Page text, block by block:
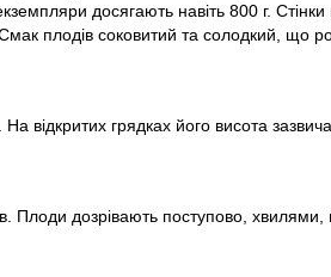
досягають навіть 800 г.
плодів соковитий та солодкий, що
відкритих грядках його висота
дозрівають поступово,